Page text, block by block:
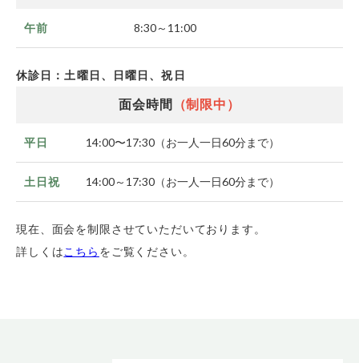
午前 8:30～11:00
休診日：土曜日、日曜日、祝日
面会時間 （制限中）
平日 14:00〜17:30（お一人一日60分まで）
土日祝 14:00～17:30（お一人一日60分まで）
現在、面会を制限させていただいております。
詳しくはこちら をご覧ください。